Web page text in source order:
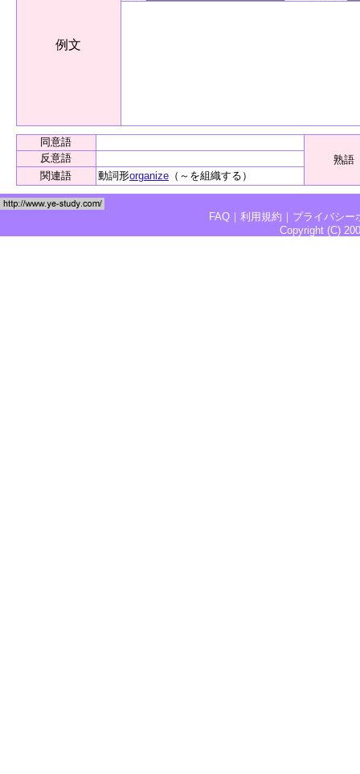
例文
同意語
熟語
反意語
関連語
動詞形organize （～を組織する）
FAQ ｜ 利用規約 ｜ プライバシー
Copyright (C)